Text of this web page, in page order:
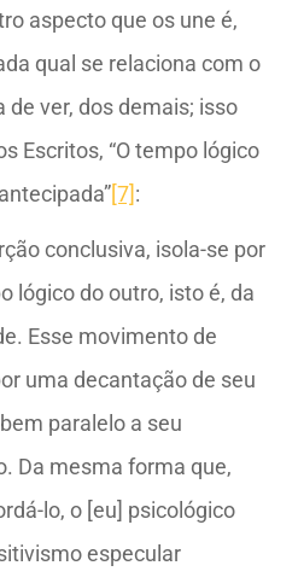
aspecto que os une é,
qual se relaciona com o
de ver, dos demais; isso
Escritos, “O tempo lógico
[7]:
conclusiva, isola-se por
lógico do outro, isto é, da
Esse movimento de
uma decantação de seu
paralelo a seu
Da mesma forma que,
lo, o [eu] psicológico
especular